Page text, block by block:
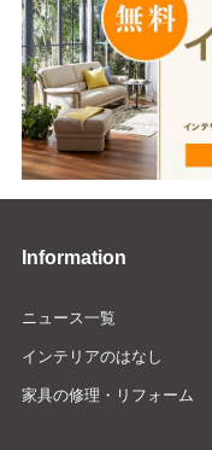
Information
ニュース一覧
インテリアのはなし
家具の修理・リフォーム